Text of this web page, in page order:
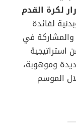
لكرة القدم
لفائدة
والمشاركة في
استراتيجية
وموهوبة،
الموسم